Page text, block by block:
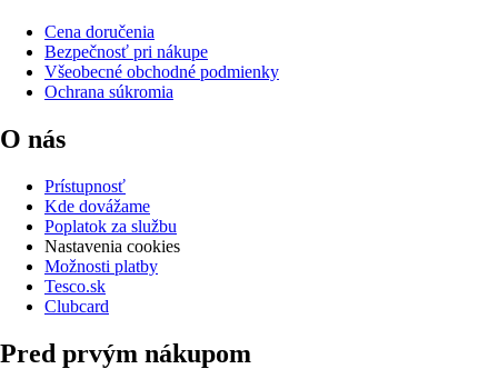
Cena doručenia
Bezpečnosť pri nákupe
Všeobecné obchodné podmienky
Ochrana súkromia
O nás
Prístupnosť
Kde dovážame
Poplatok za službu
Nastavenia cookies
Možnosti platby
Tesco.sk
Clubcard
Pred prvým nákupom